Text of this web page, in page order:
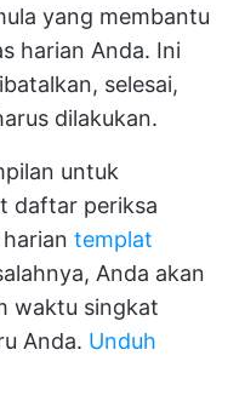
yang membantu
harian Anda. Ini
selesai,
dilakukan.
untuk
daftar periksa
templat
Anda akan
waktu singkat
Anda. Unduh